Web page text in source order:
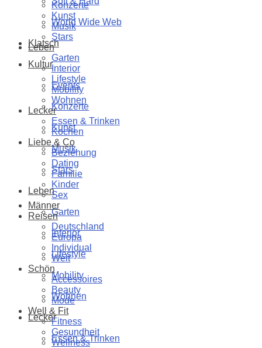
World Wide Web
Klatsch
Kultur
Events
Konzerte
Kunst
Musik
Stars
Leben
Garten
Interior
Lifestyle
Mobility
Wohnen
Lecker
Essen & Trinken
Konzerte
Kunst
Musik
Stars
Leben
Garten
Interior
Lifestyle
Mobility
Wohnen
Lecker
Essen & Trinken
Kochen
Liebe & Co
Beziehung
Dating
Familie
Kinder
Sex
Männer
Reisen
Deutschland
Europa
Individual
Welt
Schön
Accessoires
Beauty
Mode
Well & Fit
Fitness
Gesundheit
Wellness